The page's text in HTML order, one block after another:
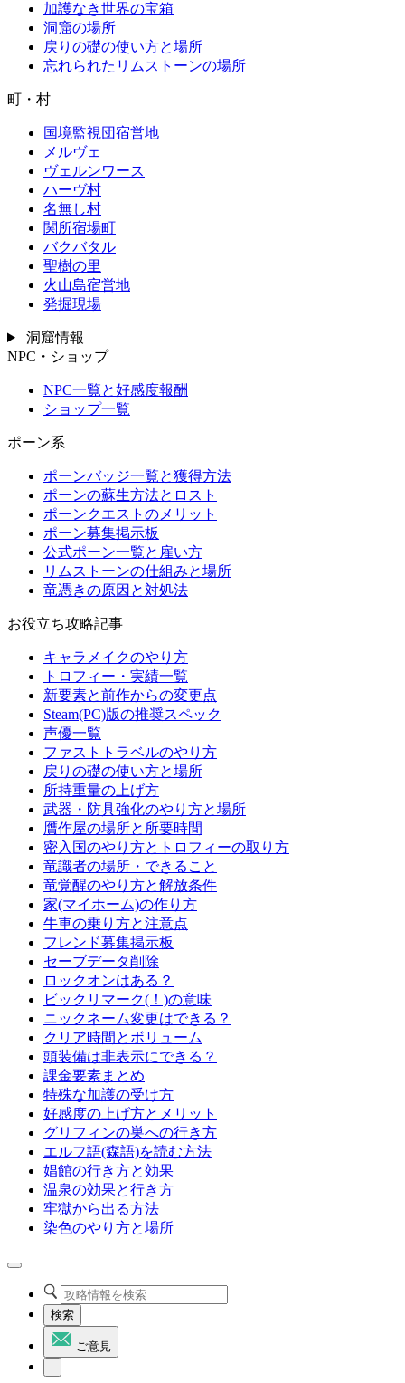
加護なき世界の宝箱
洞窟の場所
戻りの礎の使い方と場所
忘れられたリムストーンの場所
町・村
国境監視団宿営地
メルヴェ
ヴェルンワース
ハーヴ村
名無し村
関所宿場町
バクバタル
聖樹の里
火山島宿営地
発掘現場
洞窟情報
NPC・ショップ
NPC一覧と好感度報酬
ショップ一覧
ポーン系
ポーンバッジ一覧と獲得方法
ポーンの蘇生方法とロスト
ポーンクエストのメリット
ポーン募集掲示板
公式ポーン一覧と雇い方
リムストーンの仕組みと場所
竜憑きの原因と対処法
お役立ち攻略記事
キャラメイクのやり方
トロフィー・実績一覧
新要素と前作からの変更点
Steam(PC)版の推奨スペック
声優一覧
ファストトラベルのやり方
戻りの礎の使い方と場所
所持重量の上げ方
武器・防具強化のやり方と場所
贋作屋の場所と所要時間
密入国のやり方とトロフィーの取り方
竜識者の場所・できること
竜覚醒のやり方と解放条件
家(マイホーム)の作り方
牛車の乗り方と注意点
フレンド募集掲示板
セーブデータ削除
ロックオンはある？
ビックリマーク(！)の意味
ニックネーム変更はできる？
クリア時間とボリューム
頭装備は非表示にできる？
課金要素まとめ
特殊な加護の受け方
好感度の上げ方とメリット
グリフィンの巣への行き方
エルフ語(森語)を読む方法
娼館の行き方と効果
温泉の効果と行き方
牢獄から出る方法
染色のやり方と場所
検索
ご意見